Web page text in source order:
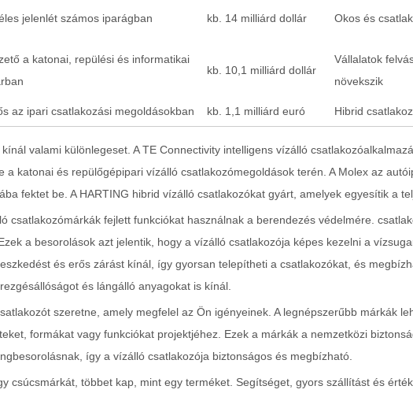
jelenlét számos iparágban kb. 14 milliárd dollár Okos és
a katonai, repülési és informatikai
kb. 10,1 milliárd dollár
Vállalatok
növekszik
az ipari csatlakozási megoldásokban kb. 1,1 milliárd euró Hibrid
valami különlegeset. A TE Connectivity intelligens vízálló
a katonai és repülőgépipari vízálló csatlakozómegoldások terén. A Molex az
fektet be. A HARTING hibrid vízálló csatlakozókat gyárt, amelyek egyesítik a
csatlakozómárkák fejlett funkciókat használnak a berendezés védelmére.
Ezek a besorolások azt jelentik, hogy a vízálló csatlakozója képes kezelni a
és erős zárást kínál, így gyorsan telepítheti a csatlakozókat, és
és lángálló anyagokat is kínál.
szeretne, amely megfelel az Ön igényeinek. A legnépszerűbb márkák
formákat vagy funkciókat projektjéhez. Ezek a márkák a nemzetközi
így a vízálló csatlakozója biztonságos és megbízható.
csúcsmárkát, többet kap, mint egy terméket. Segítséget, gyors szállítást és